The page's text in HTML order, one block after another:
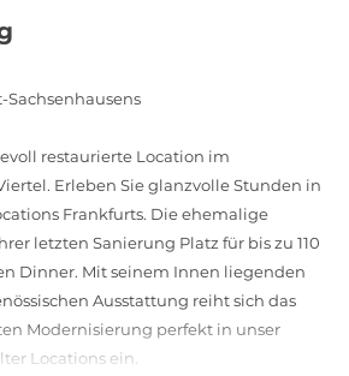
Sachsenhausens
restaurierte Location im
Erleben Sie glanzvolle Stunden in
Frankfurts. Die ehemalige
letzten Sanierung Platz für bis zu 110
Dinner. Mit seinem Innen liegenden
Ausstattung reiht sich das
Modernisierung perfekt in unser
Locations ein.